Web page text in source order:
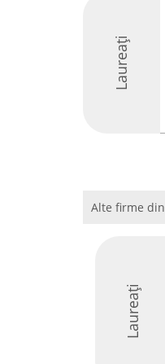
Laureați
Alte firme
Laureați